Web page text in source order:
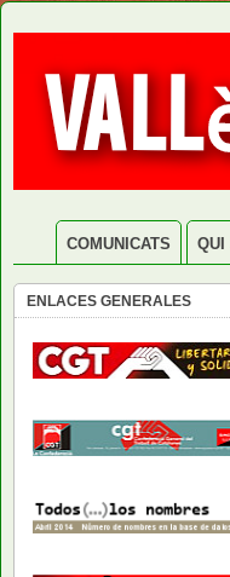
COMUNICATS QUI
ENLACES GENERALES